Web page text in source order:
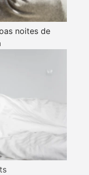
noites de